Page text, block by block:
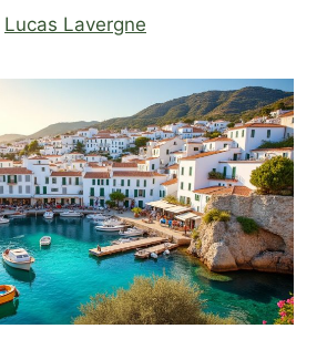
Lucas Lavergne